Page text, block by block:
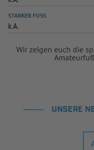
STARKER FUSS
k.A.
Wir zeigen euch die
UNSERE